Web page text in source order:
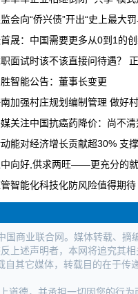
会向“侨兴债”开出“史上最大
晟：中国需要更多从0到1的
面试时该不该直接问待遇？ 正在打
智能公告：董事长变更
加强村庄规划编制管理 做好
关注中国抗癌药降价：尚不清楚是否向印
能对经济增长贡献超30% 支
向好,供求两旺——更充分的就业
智能化科技化防风险值得期待
国商业联合网。媒体转载、摘
上述声明者，本网将追究其相
自其它媒体，转载目的在于传